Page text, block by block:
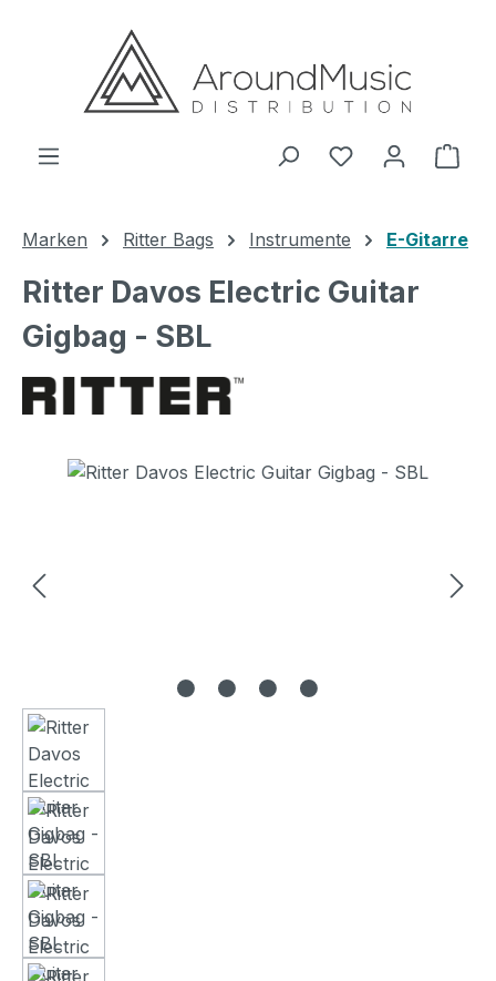
Zum Hauptinhalt springen
Marken Ritter Bags Instrumente E-Gitarre
Ritter Davos Electric Guitar
Gigbag - SBL
Bildergalerie überspringen